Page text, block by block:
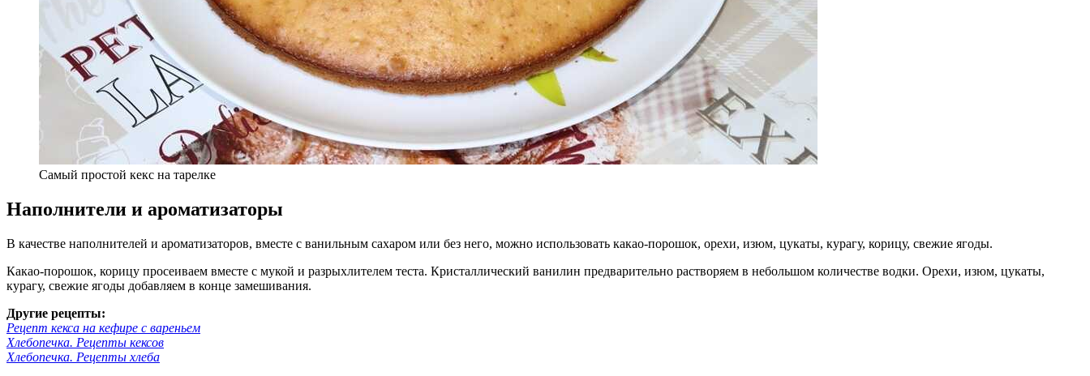
Самый простой кекс на тарелке
Наполнители и ароматизаторы
В качестве наполнителей и ароматизаторов, вместе с ванильным сахаром или без него, можно использовать какао-порошок, орехи, изюм, цукаты, курагу, корицу, свежие ягоды.
Какао-порошок, корицу просеиваем вместе с мукой и разрыхлителем теста. Кристаллический ванилин предварительно растворяем в небольшом количестве водки. Орехи, изюм, цукаты,
курагу, свежие ягоды добавляем в конце замешивания.
Другие рецепты:
Рецепт кекса на кефире с вареньем
Хлебопечка. Рецепты кексов
Хлебопечка. Рецепты хлеба